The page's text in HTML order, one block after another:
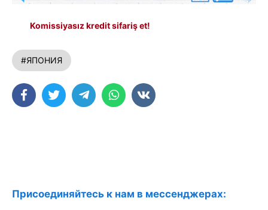
Komissiyasız kredit sifariş et!
#ЯПОНИЯ
Присоединяйтесь к нам в мессенджерах: